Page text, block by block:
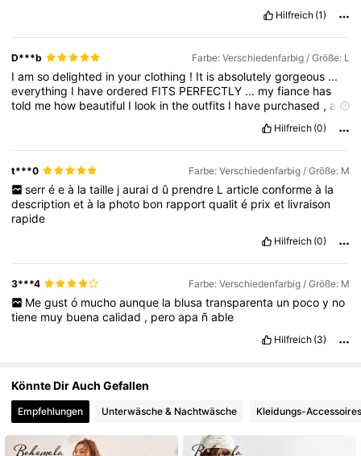
4,80
Hilfreich (1)
D***b Farbe: Verschiedenfarbig / Größe: L
Iamsodelighted inyourclothing ! It isabsolutelygorgeous ...
everything I haveordered FITS PERFECTLY ... myfiance has
told me how beautiful I look intheoutfits I have purchased ,as
Hilfreich (0)
t***0 Farbe: Verschiedenfarbig / Größe: M
serr é e à la taille j aurai d û prendre L article conforme à la
descriptionetà la photo bon rapportqualité prixet livraison
rapide
Hilfreich (0)
3***4 Farbe: Verschiedenfarbig / Größe: M
Me gust ó mucho aunque la blusa transparenta un poco y no
tiene muy buenacalidad , peroapa ñable
Hilfreich (3)
Könnte Dir Auch Gefallen
Empfehlungen Unterwäsche & Nachtwäsche Kleidungs-Accessoires